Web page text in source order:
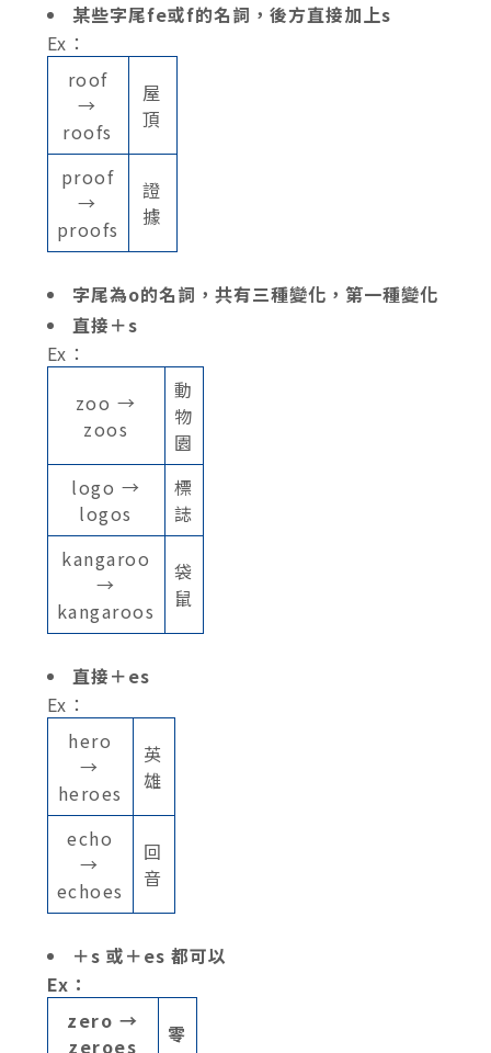
某些字尾fe或f的名詞，後方直接加上s
Ex：
roof
→
roofs
屋
頂
proof
→
proofs
證
據
字尾為o的名詞，共有三種變化，第一種變化
直接＋s
Ex：
zoo →
zoos
動
物
園
logo →
logos
標
誌
kangaroo
→
kangaroos
袋
鼠
直接＋es
Ex：
hero
→
heroes
英
雄
echo
→
echoes
回
音
＋s 或＋es 都可以
Ex：
zero →
zeroes
零